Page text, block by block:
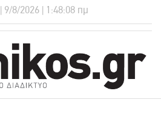
| 9/8/2026 | 1:48:09 πμ